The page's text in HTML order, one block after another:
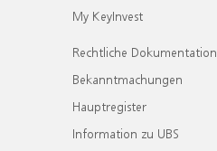
My KeyInvest
Rechtliche Dokumentation
Bekanntmachungen
Hauptregister
Information zu UBS